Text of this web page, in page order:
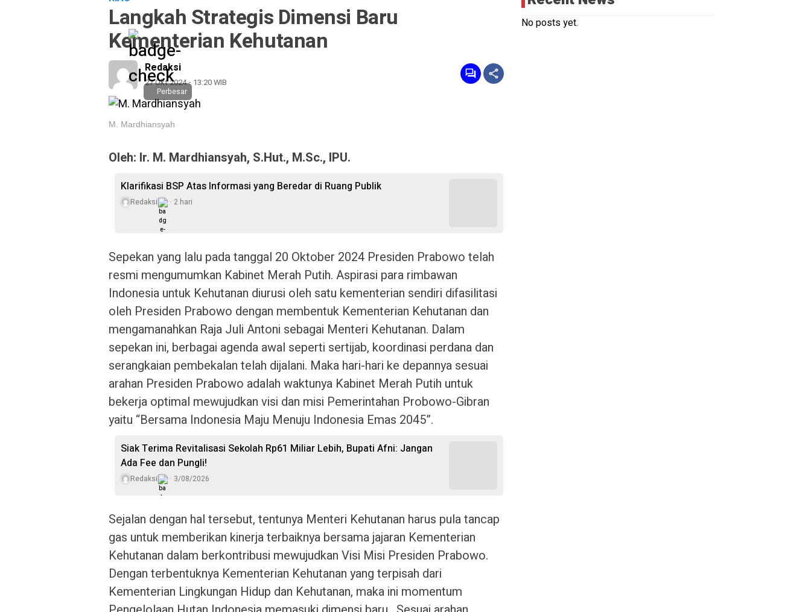
Langkah Strategis Dimensi Baru
Kementerian Kehutanan
Redaksi
27 Okt 2024 - 13:20 WIB
Perbesar
M. Mardhiansyah
Oleh: Ir. M. Mardhiansyah, S.Hut., M.Sc., IPU.
Klarifikasi BSP Atas Informasi yang Beredar di Ruang Publik
Redaksi 2 hari
Sepekan yang lalu pada tanggal 20 Oktober 2024 Presiden Prabowo telah
resmi mengumumkan Kabinet Merah Putih. Aspirasi para rimbawan
Indonesia untuk Kehutanan diurusi oleh satu kementerian sendiri difasilitasi
oleh Presiden Prabowo dengan membentuk Kementerian Kehutanan dan
mengamanahkan Raja Juli Antoni sebagai Menteri Kehutanan. Dalam
sepekan ini, berbagai agenda awal seperti sertijab, koordinasi perdana dan
serangkaian pembekalan telah dijalani. Maka hari-hari ke depannya sesuai
arahan Presiden Prabowo adalah waktunya Kabinet Merah Putih untuk
bekerja optimal mewujudkan visi dan misi Pemerintahan Probowo-Gibran
yaitu “Bersama Indonesia Maju Menuju Indonesia Emas 2045”.
Siak Terima Revitalisasi Sekolah Rp61 Miliar Lebih, Bupati Afni: Jangan
Ada Fee dan Pungli!
Redaksi 3/08/2026
Sejalan dengan hal tersebut, tentunya Menteri Kehutanan harus pula tancap
gas untuk memberikan kinerja terbaiknya bersama jajaran Kementerian
Kehutanan dalam berkontribusi mewujudkan Visi Misi Presiden Prabowo.
Dengan terbentuknya Kementerian Kehutanan yang terpisah dari
Kementerian Lingkungan Hidup dan Kehutanan, maka ini momentum
No posts yet.